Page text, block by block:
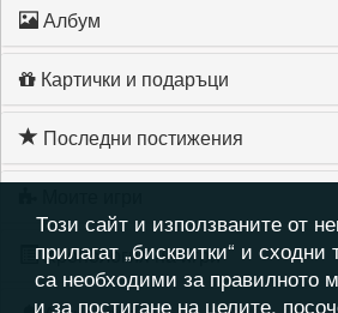
Албум
Картички и подаръци
Последни постижения
Хронология на игри
Този сайт и използваните от
прилагат „бисквитки“ и сходни
са необходими за правилното
и за постигане на целите,